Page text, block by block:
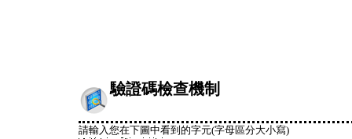
驗證碼檢查機制
請輸入您在下圖中看到的字元(字母區分大小寫)